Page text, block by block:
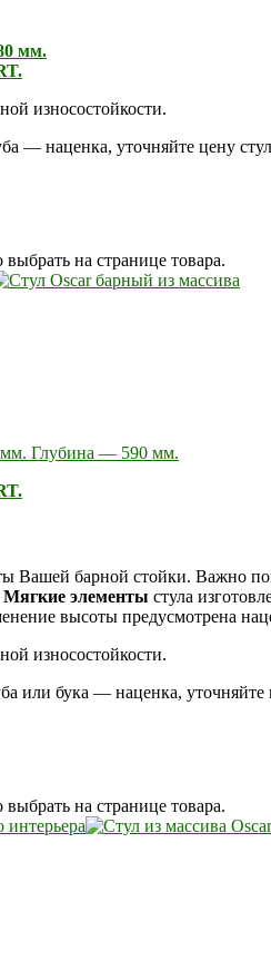
мм.
износостойкости.
— наценка, уточняйте цену
на странице товара.
Глубина — 590 мм.
Вашей барной стойки. Важно
Мягкие элементы стула
высоты предусмотрена
износостойкости.
или бука — наценка, уточняйте
на странице товара.